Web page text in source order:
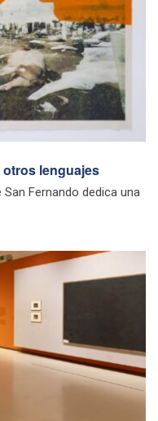
lenguajes
Fernando dedica una